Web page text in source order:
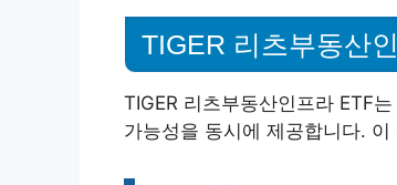
TIGER 리츠부동산
TIGER 리츠부동산인프라 ETF
가능성을 동시에 제공합니다.